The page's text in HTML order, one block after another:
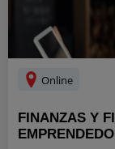
Online
FINANZAS Y